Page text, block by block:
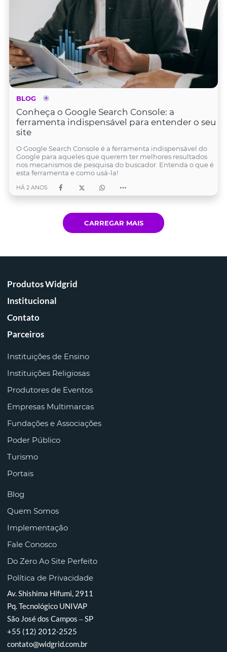
BLOG
Conheça o Google Search Console: a
ferramenta indispensável para entender o seu
site
O Google Search Console é a ferramenta indispensável do
Google para aqueles que querem ter melhores resultados
nos mecanismos de pesquisa do buscador. Entenda o que é
esta ferramenta e como usá-la!
HÁ 2 ANOS
CARREGAR MAIS
Produtos Widgrid
Institucional
Contato
Parceiros
Instituições de Ensino
Instituições Religiosas
Produtores de Eventos
Empresas Multimarcas
Fundações e Associações
Poder Público
Turismo
Portais
Blog
Quem Somos
Implementação
Fale Conosco
Do Zero Ao Site Perfeito
Política de Privacidade
Av. Shishima Hifumi, 2911
Pq. Tecnológico UNIVAP
São José dos Campos – SP
+55 (12) 2012-2525
contato@widgrid.com.br